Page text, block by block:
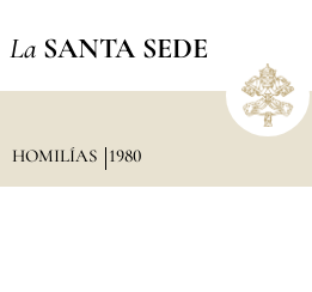
La SANTA SEDE
HOMILÍAS 1980